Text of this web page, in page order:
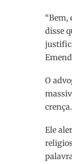
“Bem,
disse
O
crença.
Ele